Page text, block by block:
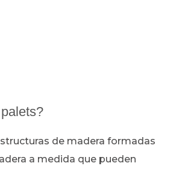
de madera formadas
a medida que pueden